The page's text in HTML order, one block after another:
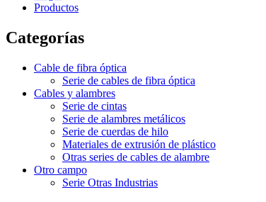
Productos
Categorías
Cable de fibra óptica
Serie de cables de fibra óptica
Cables y alambres
Serie de cintas
Serie de alambres metálicos
Serie de cuerdas de hilo
Materiales de extrusión de plástico
Otras series de cables de alambre
Otro campo
Serie Otras Industrias